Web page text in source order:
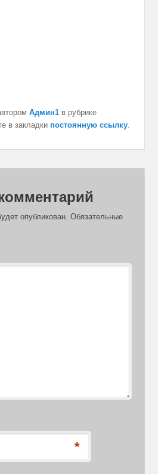
Админ1в рубрике
в закладки постоянную ссылку.
опубликован. Обязательные
*